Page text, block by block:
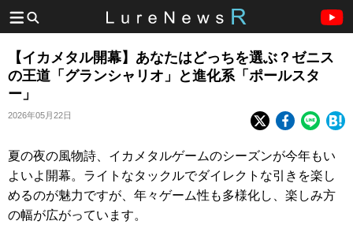
【イカメタル開幕】あなたはどっちを選ぶ？ゼニス
の王道「グランシャリオ」と進化系「ポールスタ
ー」
2026年05月22日
夏の夜の風物詩、イカメタルゲームのシーズンが今年もい
よいよ開幕。ライトなタックルでダイレクトな引きを楽し
めるのが魅力ですが、年々ゲーム性も多様化し、楽しみ方
の幅が広がっています。